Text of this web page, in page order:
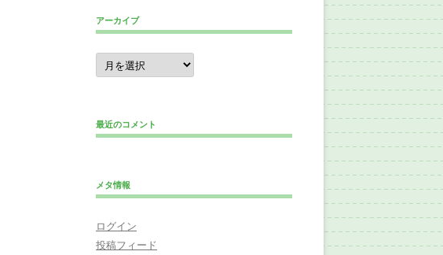
アーカイブ
ア
ー
カ
最近のコメント
メタ情報
ログイン
投稿フィード